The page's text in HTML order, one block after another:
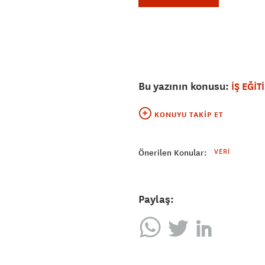
Bu yazının konusu: İŞ
KONUYU TAKIP ET
Önerilen Konular: VERI
Paylaş: